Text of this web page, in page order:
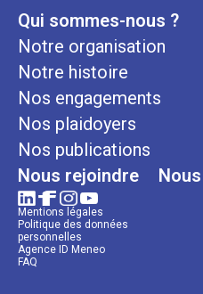
Qui sommes-nous ?
Notre organisation
Notre histoire
Nos engagements
Nos plaidoyers
Nos publications
Nous rejoindre
Mentions légales
Politique des données
personnelles
Agence ID Meneo
FAQ